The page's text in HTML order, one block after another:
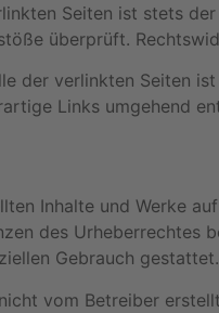
Seiten ist stets
überprüft.
der verlinkten Seiten
Links umgehend
Inhalte und Werke
des Urheberrechtes
Gebrauch gestattet.
vom Betreiber